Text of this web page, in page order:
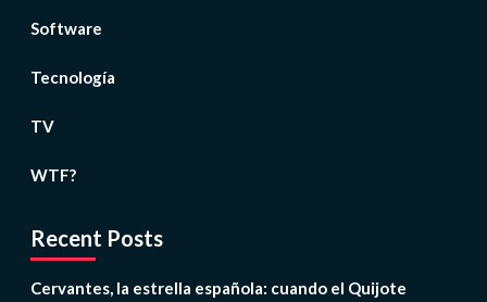
Software
Tecnología
TV
WTF?
Recent Posts
Cervantes, la estrella española: cuando el Quijote